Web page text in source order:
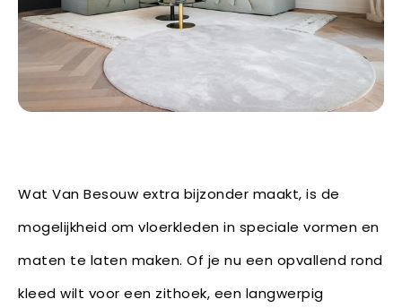
Wat Van Besouw extra bijzonder maakt, is de
mogelijkheid om vloerkleden in speciale vormen en
maten te laten maken. Of je nu een opvallend rond
kleed wilt voor een zithoek, een langwerpig